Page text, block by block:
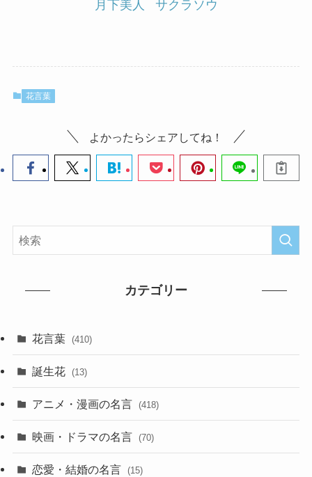
月下美人 サクラソウ
花言葉
よかったらシェアしてね！
カテゴリー
花言葉 (410)
誕生花 (13)
アニメ・漫画の名言 (418)
映画・ドラマの名言 (70)
恋愛・結婚の名言 (15)